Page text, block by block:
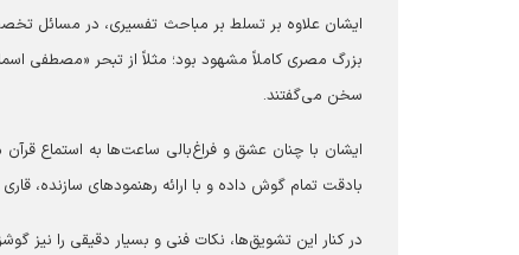
ایشان علاوه بر تسلط بر مباحث تفسیری، در مسائل
بزرگ مصری کاملاً مشهود بود؛ مثلاً از تبحر «مصطفی
سخن می‌گفتند.
ایشان با چنان عشق و فراغ‌بالی ساعت‌ها به استماع
بادقت تمام گوش داده و با ارائه رهنمودهای سازنده، قاری
در کنار این تشویق‌ها، نکات فنی و بسیار دقیقی را نیز